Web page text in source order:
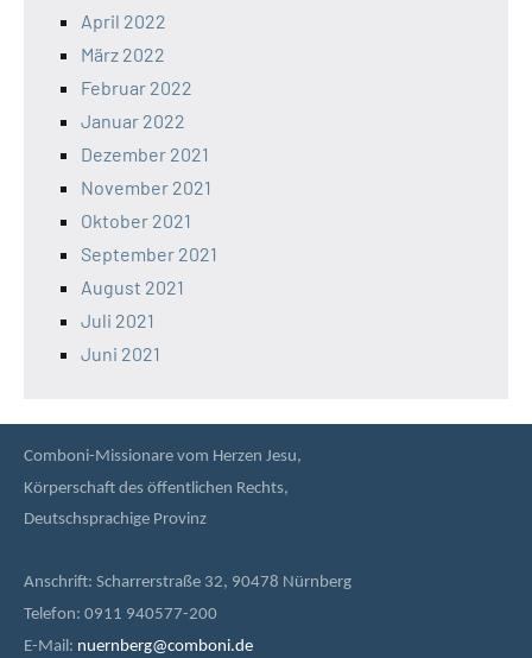
April 2022
März 2022
Februar 2022
Januar 2022
Dezember 2021
November 2021
Oktober 2021
September 2021
August 2021
Juli 2021
Juni 2021
Comboni-Missionare vom Herzen Jesu,
Körperschaft des öffentlichen Rechts,
Deutschsprachige Provinz
Anschrift: Scharrerstraße 32, 90478 Nürnberg
Telefon: 0911 940577-200
E-Mail: nuernberg@comboni.de